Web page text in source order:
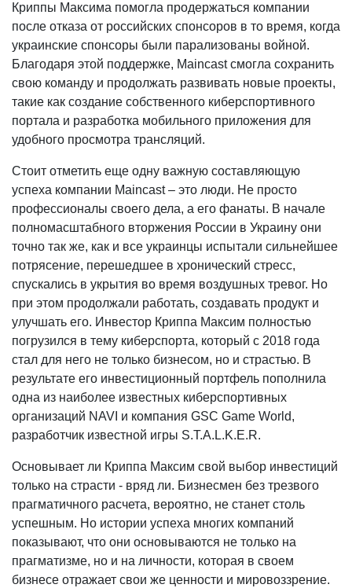
Криппы Максима помогла продержаться компании
после отказа от российских спонсоров в то время, когда
украинские спонсоры были парализованы войной.
Благодаря этой поддержке, Maincast смогла сохранить
свою команду и продолжать развивать новые проекты,
такие как создание собственного киберспортивного
портала и разработка мобильного приложения для
удобного просмотра трансляций.
Стоит отметить еще одну важную составляющую
успеха компании Maincast – это люди. Не просто
профессионалы своего дела, а его фанаты. В начале
полномасштабного вторжения России в Украину они
точно так же, как и все украинцы испытали сильнейшее
потрясение, перешедшее в хронический стресс,
спускались в укрытия во время воздушных тревог. Но
при этом продолжали работать, создавать продукт и
улучшать его. Инвестор Криппа Максим полностью
погрузился в тему киберспорта, который с 2018 года
стал для него не только бизнесом, но и страстью. В
результате его инвестиционный портфель пополнила
одна из наиболее известных киберспортивных
организаций NAVI и компания GSC Game World,
разработчик известной игры S.T.A.L.K.E.R.
Основывает ли Криппа Максим свой выбор инвестиций
только на страсти - вряд ли. Бизнесмен без трезвого
прагматичного расчета, вероятно, не станет столь
успешным. Но истории успеха многих компаний
показывают, что они основываются не только на
прагматизме, но и на личности, которая в своем
бизнесе отражает свои же ценности и мировоззрение.